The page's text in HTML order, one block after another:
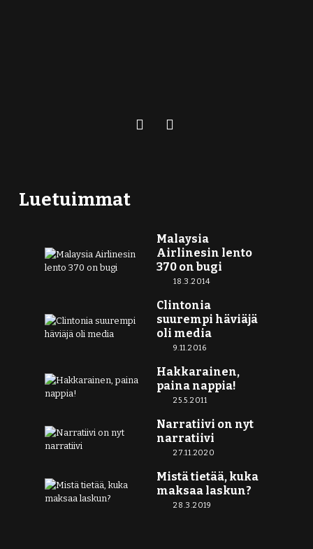
Luetuimmat
Malaysia
Airlinesin lento
370 on bugi
18.3.2014
Clintonia
suurempi häviäjä
oli media
9.11.2016
Hakkarainen,
paina nappia!
25.5.2011
Narratiivi on nyt
narratiivi
27.11.2020
Mistä tietää, kuka
maksaa laskun?
28.3.2019